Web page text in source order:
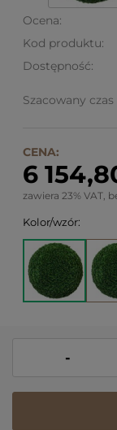
Ocena:
Kod produktu:
Dostępność:
Szacowany czas
CENA:
6
zawiera 23% VAT,
Kolor/wzór:
-